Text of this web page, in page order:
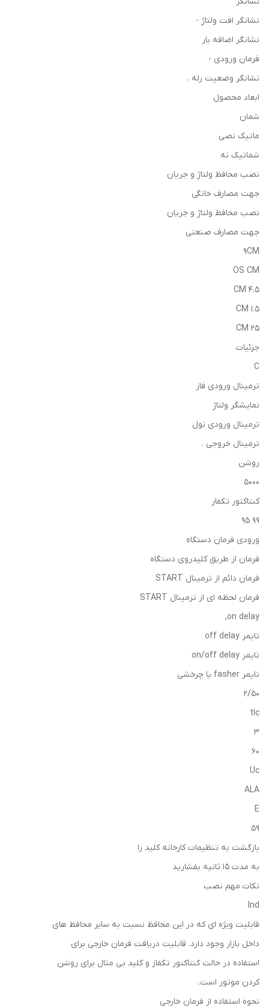
نشانگر افت ولتاژ -
نشانگر اضافه بار
فرمان ورودی -
نشانگر وضعیت رله .
ابعاد محصول
شمان
ماتیک نصی
شماتیک نه
نصب محافظ ولتاژ و جریان
جهت مصارف خانگی
نصب محافظ ولتاژ و جریان
جهت مصارف صنعتی
9CM
OS CM
4.5 CM
1.5 CM
25 CM
جزئیات
C
ترمینال ورودی فاز
نمایشگر ولتاژ
ترمینال ورودی نول
ترمینال خروجی .
روشن
5000
کنتاکتور تکفار
99 95
ورودی فرمان دستگاه
فرمان از طریق کلیدروی دستگاه
فرمان دائم از ترمینال START
فرمان لحظه ای از ترمینال START
on delay,
تایمر off delay
تایمر on/off delay
تایمر fasher یا چرخشی
2/50
tlc
3
60
Uc
ALA
E
59
بازگشت به تنظیمات کارخانه کلید را
به مدت 15 ثانیه بفشارید
نکات مهم نصب
Ind
قابلیت ویژه ای که در این محافظ نسبت به سایر محافظ های
داخل بازار وجود دارد. قابلیت دریافت فرمان خارجی برای
استفاده در حالت کنتاکتور تکفاز و کلید بی مثال برای روشن
کردن موتور است.
نحوه استفاده از فرمان خارجی